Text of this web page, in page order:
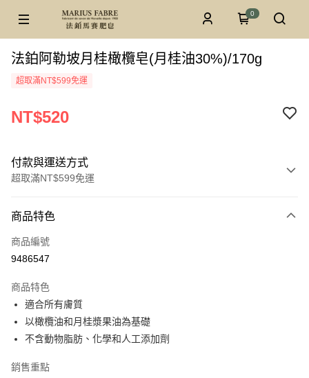
0
法鉑阿勒坡月桂橄欖皂(月桂油30%)/170g
超取滿NT$599免運
NT$520
付款與運送方式
超取滿NT$599免運
信用卡一次付款
超商取貨付款
Apple Pay
悠遊付
商品特色
商品編號
9486547
商品特色
適合所有膚質
以橄欖油和月桂漿果油為基礎
不含動物脂肪、化學和人工添加劑
銷售重點